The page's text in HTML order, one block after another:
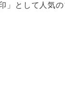
」として人気の